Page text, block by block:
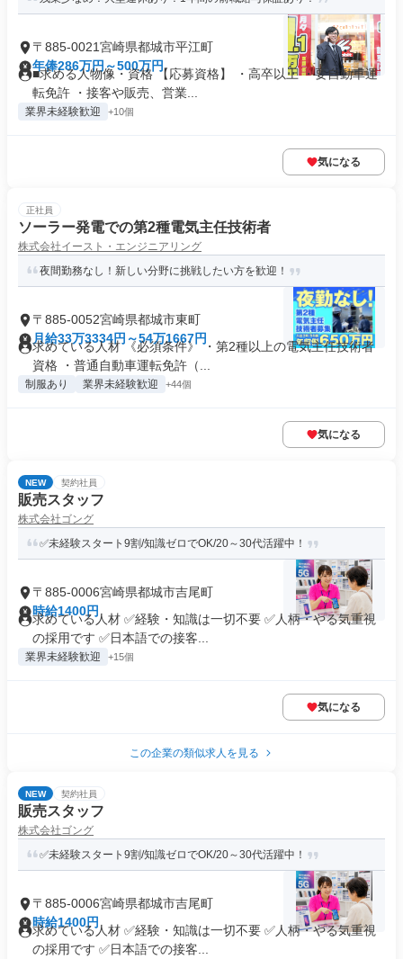
〒885-0021宮崎県都城市平江町
年俸286万円～500万円
■求める人物像・資格 【応募資格】 ・高卒以上 ・要自動車運
転免許 ・接客や販売、営業...
業界未経験歓迎 +10個
気になる
正社員
ソーラー発電での第2種電気主任技術者
株式会社イースト・エンジニアリング
夜間勤務なし！新しい分野に挑戦したい方を歓迎！
〒885-0052宮崎県都城市東町
月給33万3334円～54万1667円
求めている人材 《必須条件》 ・第2種以上の電気主任技術者
資格 ・普通自動車運転免許（...
制服あり 業界未経験歓迎 +44個
気になる
NEW 契約社員
販売スタッフ
株式会社ゴング
✅未経験スタート9割/知識ゼロでOK/20～30代活躍中！
〒885-0006宮崎県都城市吉尾町
時給1400円
求めている人材 ✅経験・知識は一切不要 ✅人柄・やる気重視
の採用です ✅日本語での接客...
業界未経験歓迎 +15個
気になる
この企業の類似求人を見る
NEW 契約社員
販売スタッフ
株式会社ゴング
✅未経験スタート9割/知識ゼロでOK/20～30代活躍中！
〒885-0006宮崎県都城市吉尾町
時給1400円
求めている人材 ✅経験・知識は一切不要 ✅人柄・やる気重視
の採用です ✅日本語での接客...